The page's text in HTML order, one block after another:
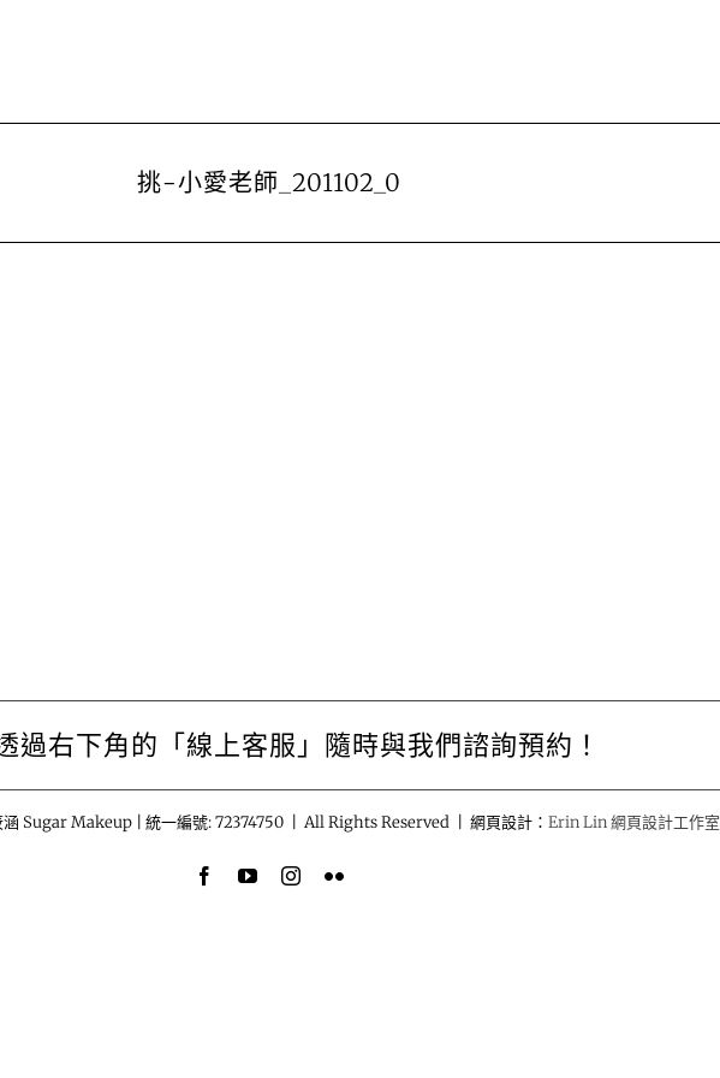
挑-小愛老師_201102_0
過右下角的「線上客服」隨時與我們諮詢預約！
Sugar Makeup | 統一編號: 72374750 | All Rights Reserved | 網頁設計： Erin Lin 網頁設計工作室
FacebookYouTubeInstagram
Flickr